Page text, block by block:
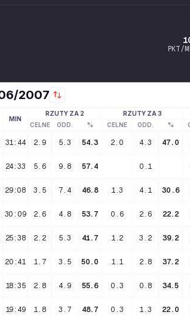
PKT/
2007
MIN
RZUTY ZA 2 RZUTY ZA 3
CELNE
ODD. % CELNE ODD. %
31:44 2.9 5.3 54.3 2.0 4.3 47.0
24:33 5.6 9.8 57.4 0.1
29:08 3.5 7.4 46.8 1.3 4.1 30.6
30:09 2.6 4.8 53.7 0.6 2.6 22.2
25:38 2.2 5.3 41.7 1.2 3.2 39.2
20:41 1.7 3.5 50.0 1.1 2.8 37.2
18:35 2.8 4.9 55.6 0.3 0.8 34.5
19:49 1.8 3.7 48.7 0.3 1.3 22.0